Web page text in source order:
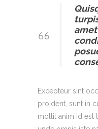
Excepteur sint
proident, sunt in
mollit anim id est